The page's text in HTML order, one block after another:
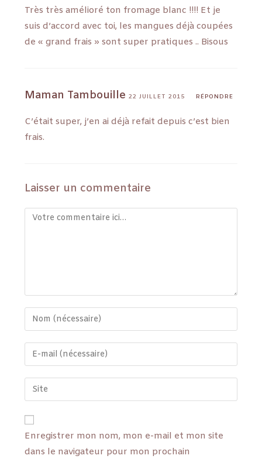
Très très amélioré ton fromage blanc !!!! Et je
suis d’accord avec toi, les mangues déjà coupées
de « grand frais » sont super pratiques .. Bisous
Maman Tambouille 22 JUILLET 2015 RÉPONDRE
C’était super, j’en ai déjà refait depuis c’est bien
frais.
Laisser un commentaire
Enregistrer mon nom, mon e-mail et mon site
dans le navigateur pour mon prochain